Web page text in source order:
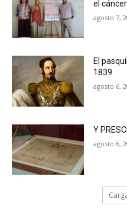
el
agosto 7,
El
1839
agosto 6,
Y
agosto 6,